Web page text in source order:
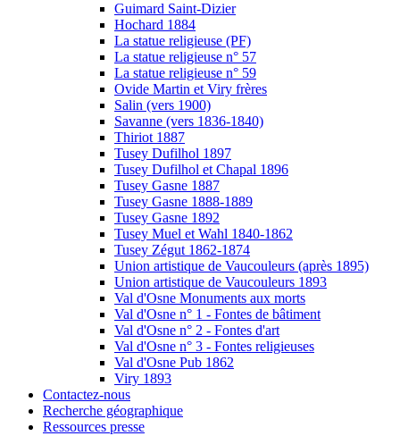
Guimard Saint-Dizier
Hochard 1884
La statue religieuse (PF)
La statue religieuse n° 57
La statue religieuse n° 59
Ovide Martin et Viry frères
Salin (vers 1900)
Savanne (vers 1836-1840)
Thiriot 1887
Tusey Dufilhol 1897
Tusey Dufilhol et Chapal 1896
Tusey Gasne 1887
Tusey Gasne 1888-1889
Tusey Gasne 1892
Tusey Muel et Wahl 1840-1862
Tusey Zégut 1862-1874
Union artistique de Vaucouleurs (après 1895)
Union artistique de Vaucouleurs 1893
Val d'Osne Monuments aux morts
Val d'Osne n° 1 - Fontes de bâtiment
Val d'Osne n° 2 - Fontes d'art
Val d'Osne n° 3 - Fontes religieuses
Val d'Osne Pub 1862
Viry 1893
Contactez-nous
Recherche géographique
Ressources presse